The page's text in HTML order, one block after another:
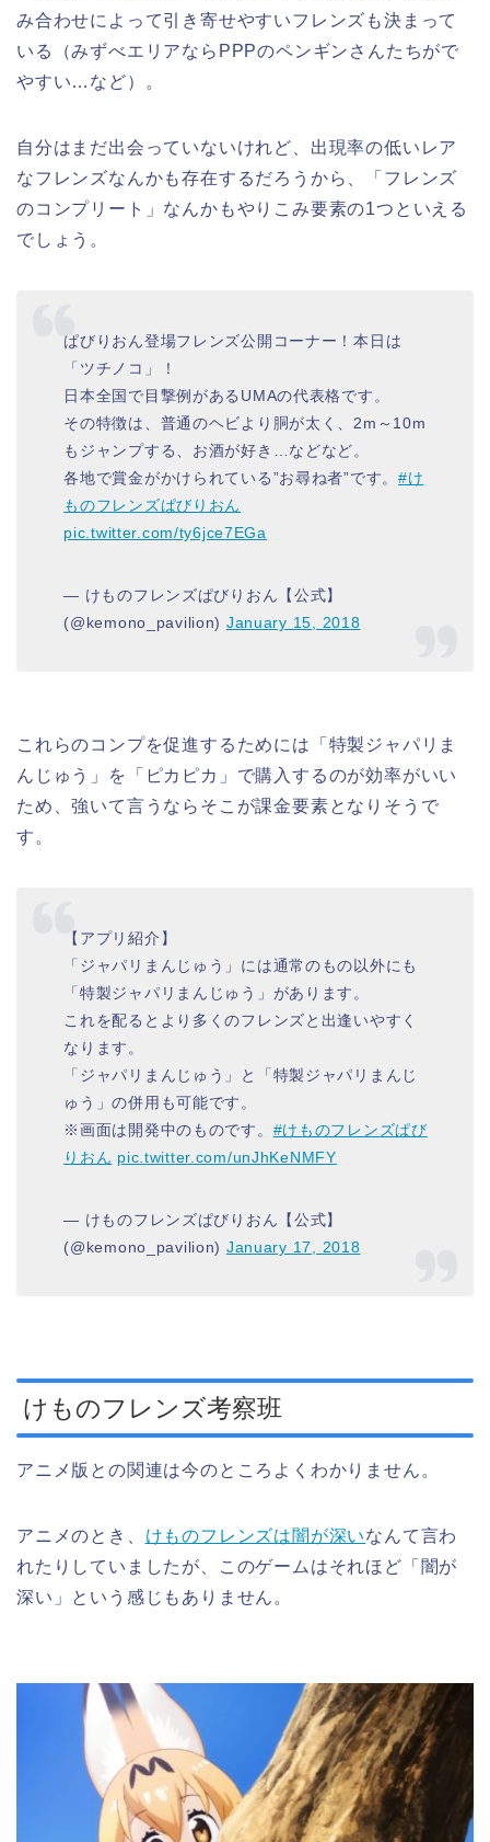
み合わせによって引き寄せやすいフレンズも決まって
いる（みずべエリアならPPPのペンギンさんたちがで
やすい…など）。
自分はまだ出会っていないけれど、出現率の低いレア
なフレンズなんかも存在するだろうから、「フレンズ
のコンプリート」なんかもやりこみ要素の1つといえる
でしょう。
ぱびりおん登場フレンズ公開コーナー！本日は
「ツチノコ」！
日本全国で目撃例があるUMAの代表格です。
その特徴は、普通のヘビより胴が太く、2m～10m
もジャンプする、お酒が好き…などなど。
各地で賞金がかけられている”お尋ね者”です。#け
ものフレンズぱびりおん
pic.twitter.com/ty6jce7EGa
— けものフレンズぱびりおん【公式】
(@kemono_pavilion) January 15, 2018
これらのコンプを促進するためには「特製ジャパリま
んじゅう」を「ピカピカ」で購入するのが効率がいい
ため、強いて言うならそこが課金要素となりそうで
す。
【アプリ紹介】
「ジャパリまんじゅう」には通常のもの以外にも
「特製ジャパリまんじゅう」があります。
これを配るとより多くのフレンズと出逢いやすく
なります。
「ジャパリまんじゅう」と「特製ジャパリまんじ
ゅう」の併用も可能です。
※画面は開発中のものです。 #けものフレンズぱび
りおん pic.twitter.com/unJhKeNMFY
— けものフレンズぱびりおん【公式】
(@kemono_pavilion) January 17, 2018
けものフレンズ考察班
アニメ版との関連は今のところよくわかりません。
アニメのとき、 けものフレンズは闇が深いなんて言わ
れたりしていましたが、このゲームはそれほど「闇が
深い」という感じもありません。